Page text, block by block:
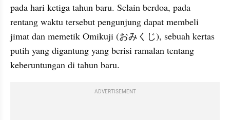
pada hari ketiga tahun baru. Selain berdoa, pada
rentang waktu tersebut pengunjung dapat membeli
jimat dan memetik Omikuji (おみくじ), sebuah kertas
putih yang digantung yang berisi ramalan tentang
keberuntungan di tahun baru.
ADVERTISEMENT